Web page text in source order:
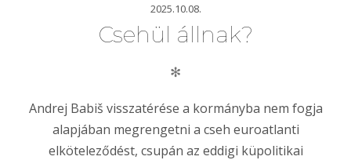
2025.10.08.
Csehül állnak?
✻
Andrej Babiš visszatérése a kormányba nem fogja
alapjában megrengetni a cseh euroatlanti
elköteleződést, csupán az eddigi küpolitikai